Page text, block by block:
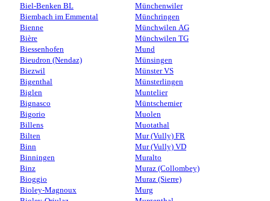
Biel-Benken BL
Biembach im Emmental
Bienne
Bière
Biessenhofen
Bieudron (Nendaz)
Biezwil
Bigenthal
Biglen
Bignasco
Bigorio
Billens
Bilten
Binn
Binningen
Binz
Bioggio
Bioley-Magnoux
Münchenwiler
Münchringen
Münchwilen AG
Münchwilen TG
Mund
Münsingen
Münster VS
Münsterlingen
Muntelier
Müntschemier
Muolen
Muotathal
Mur (Vully) FR
Mur (Vully) VD
Muralto
Muraz (Collombey)
Muraz (Sierre)
Murg